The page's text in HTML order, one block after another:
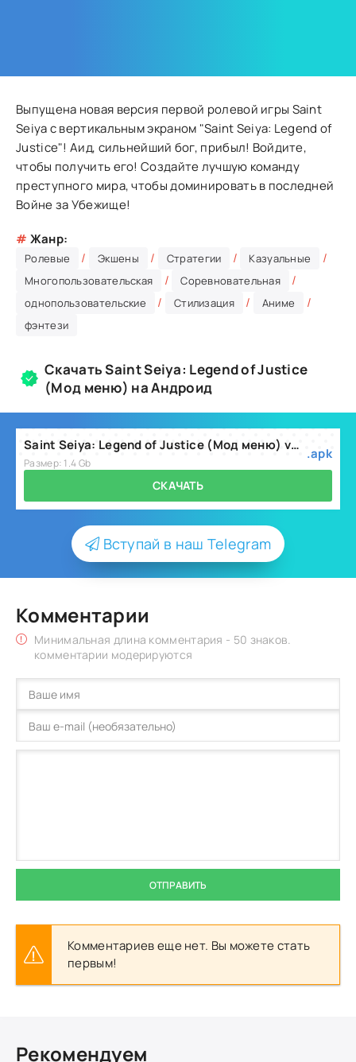
Выпущена новая версия первой ролевой игры Saint
Seiya с вертикальным экраном "Saint Seiya: Legend of
Justice"! Аид, сильнейший бог, прибыл! Войдите,
чтобы получить его! Создайте лучшую команду
преступного мира, чтобы доминировать в последней
Войне за Убежище!
# Жанр:
Ролевые / Экшены / Стратегии / Казуальные /
Многопользовательская / Соревновательная /
однопользовательские / Стилизация / Аниме /
фэнтези
Скачать Saint Seiya: Legend of Justice
(Мод меню) на Андроид
Saint Seiya: Legend of Justice (Мод меню) v2.0.86
Размер: 1.4 Gb
.apk
СКАЧАТЬ
Вступай в наш Telegram
Комментарии
Минимальная длина комментария - 50 знаков.
комментарии модерируются
ОТПРАВИТЬ
Комментариев еще нет. Вы можете стать
первым!
Рекомендуем